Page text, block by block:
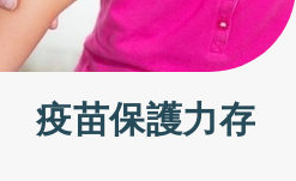
疫苗保護力存